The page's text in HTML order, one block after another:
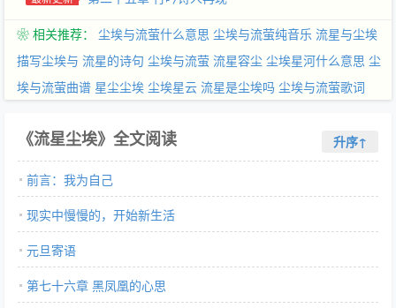
的他如何在众多组织围困中突出重围，对他寄予厚望的女子，命运
会如何？传奇，是否能铸就？
❀ 相关推荐： 尘埃与流萤什么意思 尘埃与流萤纯音乐 流星与尘埃
描写尘埃与 流星的诗句 尘埃与流萤 流星容尘 尘埃星河什么意思 尘
埃与流萤曲谱 星尘尘埃 尘埃星云 流星是尘埃吗 尘埃与流萤歌词
《流星尘埃》全文阅读 升序↑
前言：我为自己
现实中慢慢的，开始新生活
元旦寄语
第七十六章 黑凤凰的心思